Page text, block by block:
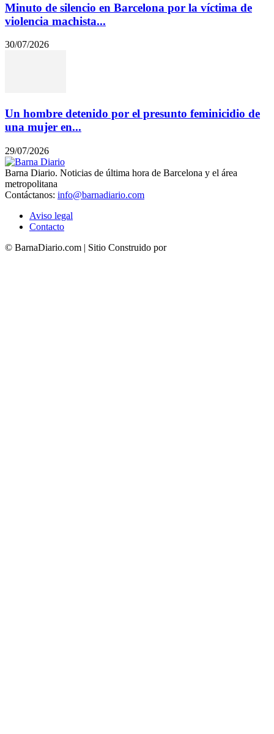
Minuto de silencio en Barcelona por la víctima de
violencia machista...
30/07/2026
Un hombre detenido por el presunto feminicidio de
una mujer en...
29/07/2026
Barna Diario. Noticias de última hora de Barcelona y el área
metropolitana
Contáctanos: info@barnadiario.com
Aviso legal
Contacto
© BarnaDiario.com | Sitio Construido por